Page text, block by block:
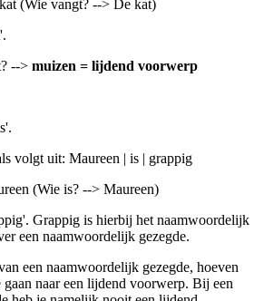
(Wie vangt? --> De kat)
--> muizen = lijdend voorwerp
volgt uit: Maureen | is | grappig
(Wie is? --> Maureen)
Grappig is hierbij het naamwoordelijk
een naamwoordelijk gezegde.
een naamwoordelijk gezegde, hoeven
naar een lijdend voorwerp. Bij een